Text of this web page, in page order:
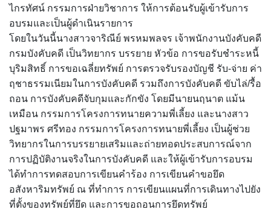
ไกรทัศน์ กรรมการฝ่ายวิชาการ ให้การต้อนรับผู้เข้ารับการ
อบรมและเป็นผู้ดำเนินรายการ
โดยในวันนี้นางสาวจาริณีย์ พรหมพลจร เจ้าพนักงานบังคับคดี
กรมบังคับคดี เป็นวิทยากร บรรยาย หัวข้อ การขอรับชำระหนี้
บุริมสิทธิ์ การขอเฉลี่ยทรัพย์ การตรวจรับรองบัญชี รับ-จ่าย ค่า
ฤชาธรรมเนียมในการบังคับคดี รวมถึงการบังคับคดี ขับไล่/รื้อ
ถอน การบังคับคดีจับกุมและกักขัง โดยมีนายนฤนาต แม้น
เหมือน กรรมการโครงการทนายความพี่เลี้ยง และนางสาว
ปฐมาพร ศรีทอง กรรมการโครงการทนายพี่เลี้ยง เป็นผู้ช่วย
วิทยากรในการบรรยายเสริมและถ่ายทอดประสบการณ์จาก
การปฏิบัติงานจริงในการบังคับคดี และให้ผู้เข้ารับการอบรม
ได้ทำการทดสอบการเขียนคำร้อง การเขียนคำขอยึด
อสังหาริมทรัพย์ ณ ที่ทำการ การเขียนแผนที่การเดินทางไปยัง
ที่ตั้งของทรัพย์ที่ยึด และการขอถอนการยึดทรัพย์